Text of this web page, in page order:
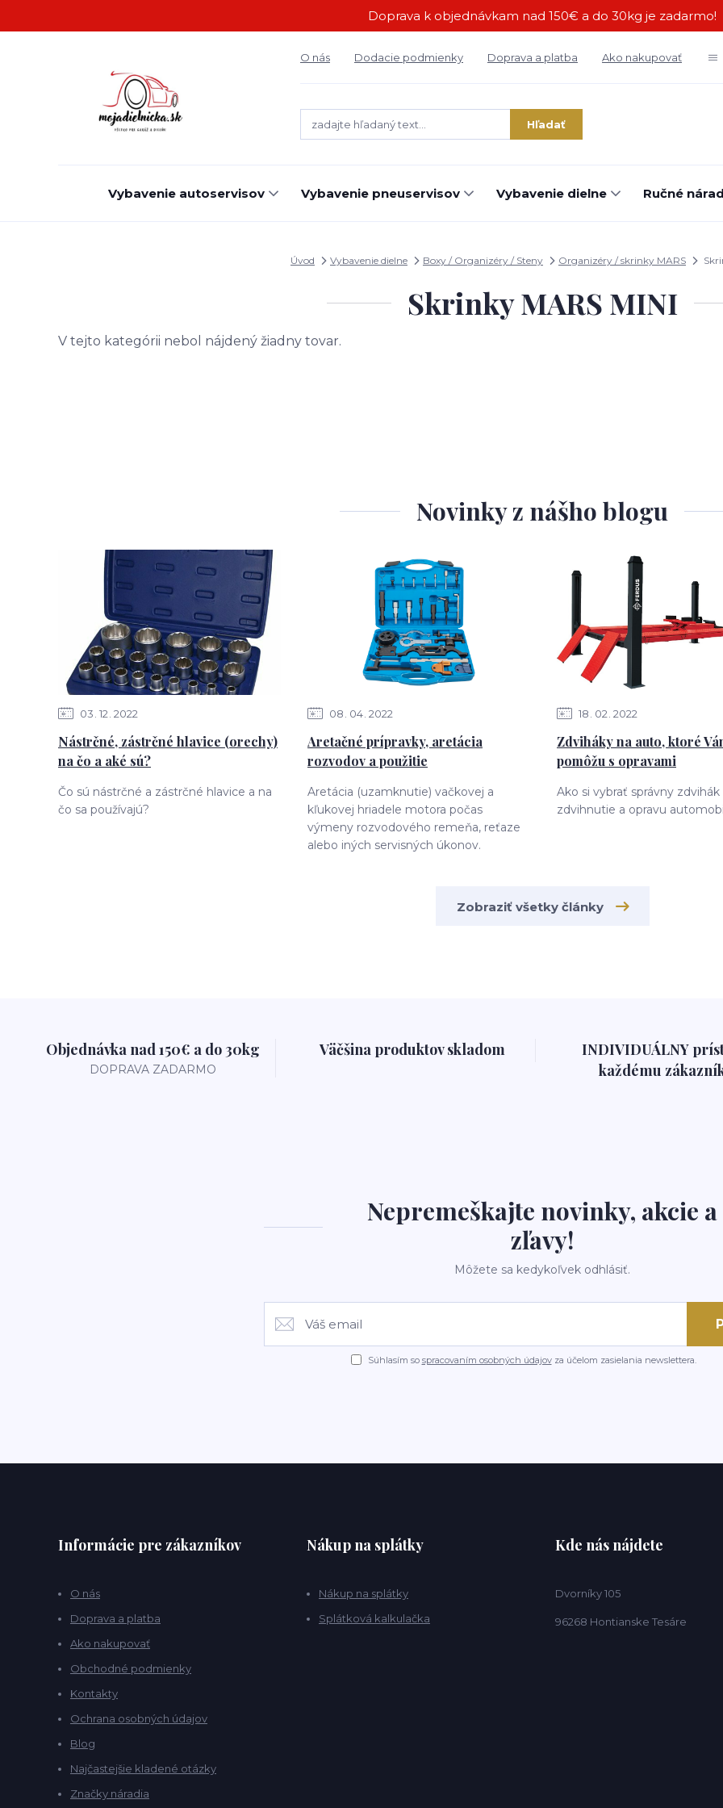
Doprava k objednávkam nad 150€ a do 30kg je zadarmo!
O nás Dodacie podmienky Doprava a platba Ako nakupovať
Hľadať
Vybavenie autoservisov Vybavenie pneuservisov Vybavenie dielne Ručné
Úvod Vybavenie dielne Boxy / Organizéry / Steny Organizéry / skrinky MARS
Skrinky MARS MINI
V tejto kategórii nebol nájdený žiadny tovar.
Novinky z nášho blogu
03 12 2022
Nástrčné, zástrčné hlavice (orechy)
na čo a aké sú?
Čo sú nástrčné a zástrčné hlavice a na
čo sa používajú?
08 04 2022
Aretačné prípravky, aretácia
rozvodov a použitie
Aretácia (uzamknutie) vačkovej a
kľukovej hriadele motora počas
výmeny rozvodového remeňa, reťaze
alebo iných servisných úkonov.
18 02 2022
Zdviháky na auto, ktoré
pomôžu s opravami
Ako si vybrať správny zdvihák
zdvihnutie a opravu
Zobraziť všetky články
Objednávka nad 150€ a do 30kg
DOPRAVA ZADARMO
Väčšina produktov skladom
INDIVIDUÁLNY
každému
Nepremeškajte novinky, akcie a
zľavy!
Môžete sa kedykoľvek odhlásiť.
Súhlasím so spracovaním osobných údajovza účelom zasielania newslettera.
Informácie pre zákazníkov
O nás
Doprava a platba
Ako nakupovať
Obchodné podmienky
Kontakty
Ochrana osobných údajov
Blog
Najčastejšie kladené otázky
Značky náradia
Nákup na splátky
Nákup na splátky
Splátková kalkulačka
Kde nás nájdete
Dvorníky 105
96268 Hontianske Tesáre